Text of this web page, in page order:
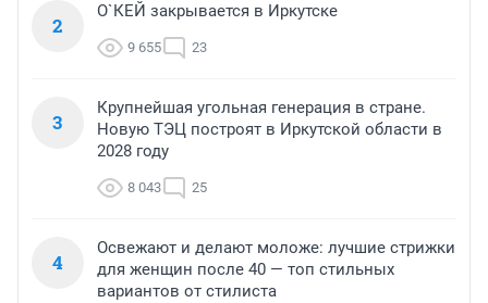
2
О`КЕЙ закрывается в Иркутске
9 655 23
3
Крупнейшая угольная генерация в стране.
Новую ТЭЦ построят в Иркутской области в
2028 году
8 043 25
4
Освежают и делают моложе: лучшие стрижки
для женщин после 40 — топ стильных
вариантов от стилиста